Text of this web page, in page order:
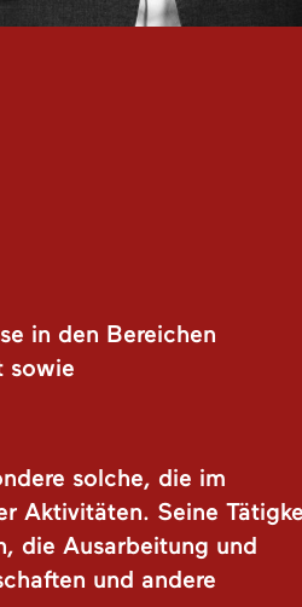
in den Bereichen
sowie
solche, die im
Aktivitäten. Seine
die Ausarbeitung und
und andere